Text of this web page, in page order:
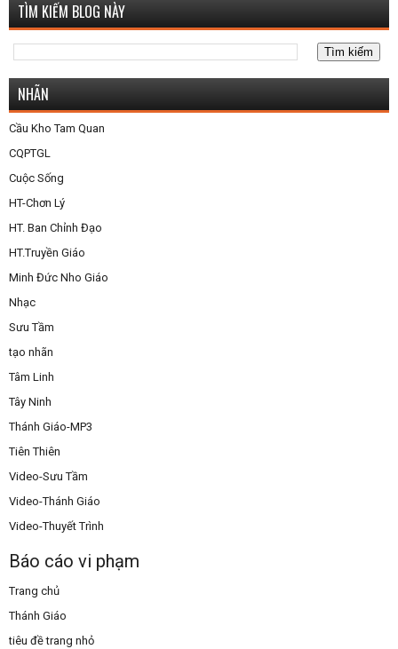
TÌM KIẾM BLOG NÀY
NHÃN
Cầu Kho Tam Quan
CQPTGL
Cuộc Sống
HT-Chơn Lý
HT. Ban Chỉnh Đạo
HT.Truyền Giáo
Minh Đức Nho Giáo
Nhạc
Sưu Tầm
tạo nhãn
Tâm Linh
Tây Ninh
Thánh Giáo-MP3
Tiên Thiên
Video-Sưu Tầm
Video-Thánh Giáo
Video-Thuyết Trình
Báo cáo vi phạm
Trang chủ
Thánh Giáo
tiêu đề trang nhỏ